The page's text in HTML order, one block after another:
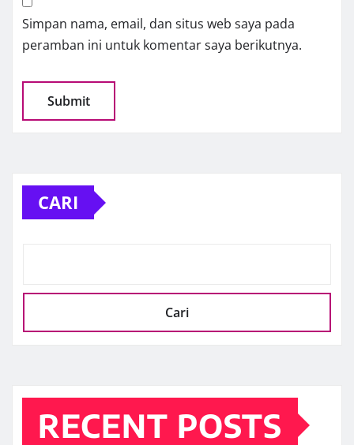
Simpan nama, email, dan situs web saya pada
peramban ini untuk komentar saya berikutnya.
CARI
Cari
RECENT POSTS